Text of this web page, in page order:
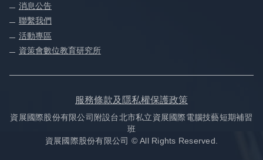
消息公告
聯繫我們
活動專區
資策會數位教育研究所
服務條款及隱私權保護政策
資展國際股份有限公司附設台北市私立資展國際電腦技藝短期補習
班
資展國際股份有限公司 © All Rights Reserved.